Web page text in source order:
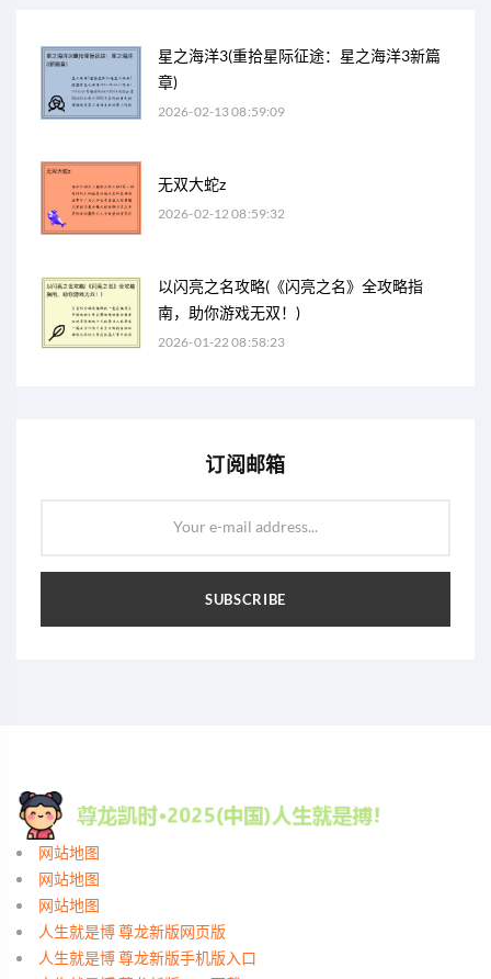
星之海洋3(重拾星际征途：星之海洋3新篇
章)
2026-02-13 08:59:09
无双大蛇z
2026-02-12 08:59:32
以闪亮之名攻略(《闪亮之名》全攻略指
南，助你游戏无双！)
2026-01-22 08:58:23
订阅邮箱
Your e-mail address...
SUBSCRIBE
网站地图
网站地图
网站地图
人生就是博 尊龙新版网页版
人生就是博 尊龙新版手机版入口